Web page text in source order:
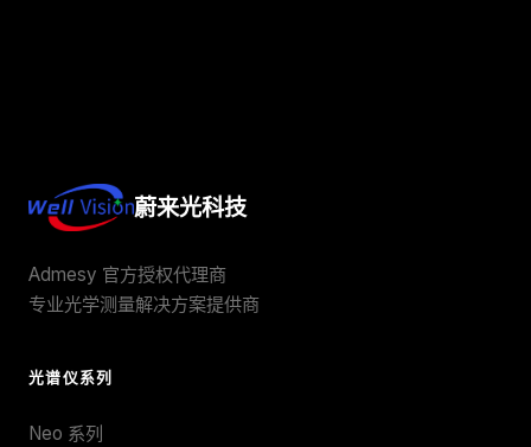
蔚来光科技
Admesy 官方授权代理商
专业光学测量解决方案提供商
光谱仪系列
Neo 系列